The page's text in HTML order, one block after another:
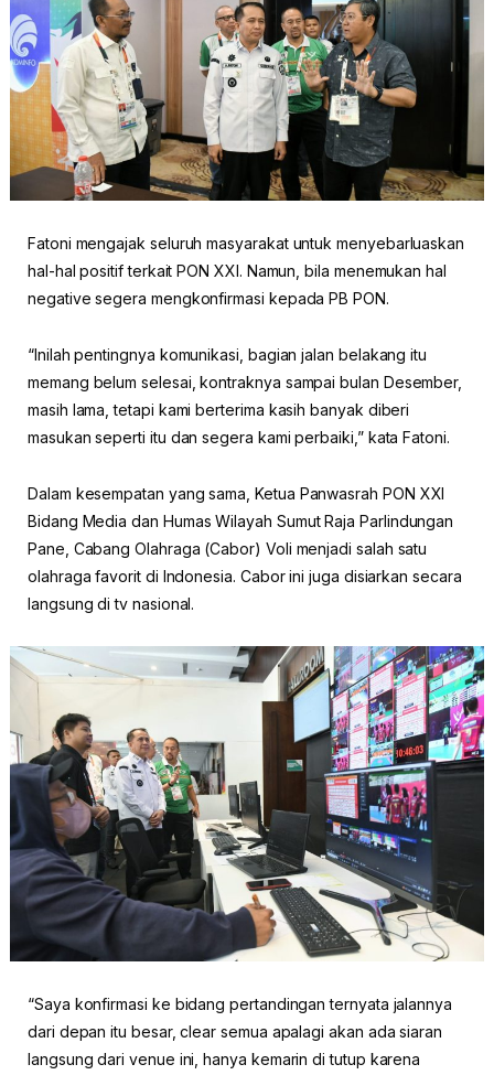
Fatoni mengajak seluruh masyarakat untuk menyebarluaskan
hal-hal positif terkait PON XXI. Namun, bila menemukan hal
negative segera mengkonfirmasi kepada PB PON.
“Inilah pentingnya komunikasi, bagian jalan belakang itu
memang belum selesai, kontraknya sampai bulan Desember,
masih lama, tetapi kami berterima kasih banyak diberi
masukan seperti itu dan segera kami perbaiki,” kata Fatoni.
Dalam kesempatan yang sama, Ketua Panwasrah PON XXI
Bidang Media dan Humas Wilayah Sumut Raja Parlindungan
Pane, Cabang Olahraga (Cabor) Voli menjadi salah satu
olahraga favorit di Indonesia. Cabor ini juga disiarkan secara
langsung di tv nasional.
“Saya konfirmasi ke bidang pertandingan ternyata jalannya
dari depan itu besar, clear semua apalagi akan ada siaran
langsung dari venue ini, hanya kemarin di tutup karena